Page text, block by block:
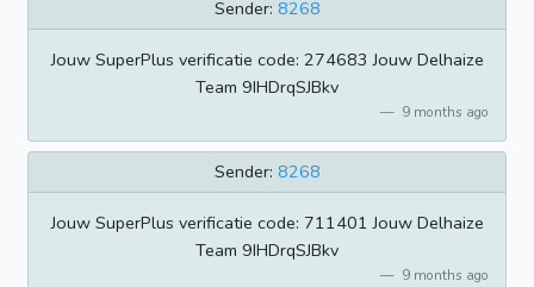
Sender: 8268
Jouw SuperPlus verificatie code: 274683 Jouw Delhaize
Team 9IHDrqSJBkv
9 months ago
Sender: 8268
Jouw SuperPlus verificatie code: 711401 Jouw Delhaize
Team 9IHDrqSJBkv
9 months ago